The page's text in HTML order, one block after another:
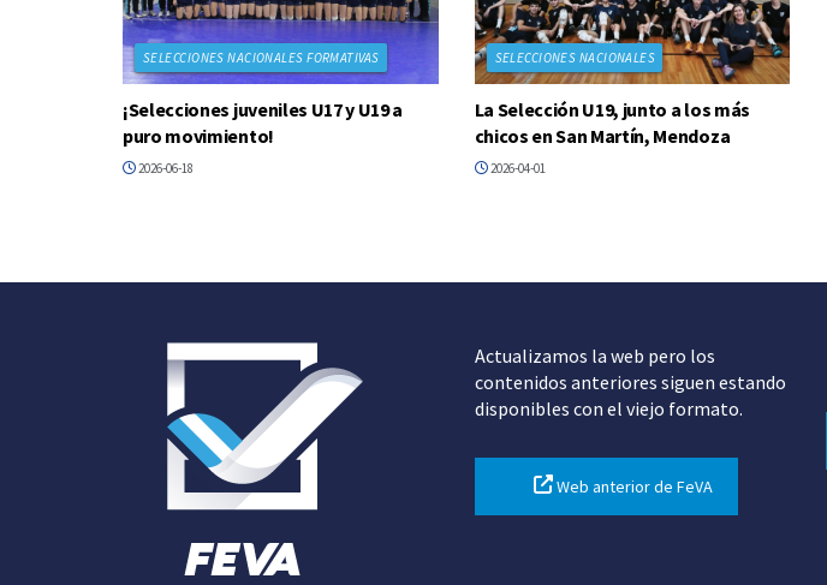
SELECCIONES NACIONALES FORMATIVAS
¡Selecciones juveniles U17 y U19 a
puro movimiento!
2026-06-18
SELECCIONES NACIONALES
La Selección U19, junto a los más
chicos en San Martín, Mendoza
2026-04-01
Actualizamos la web pero los
contenidos anteriores siguen estando
disponibles con el viejo formato.
Web anterior de FeVA